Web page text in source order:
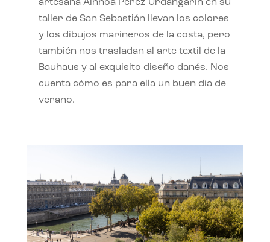
artesana Ainhoa Pérez-Urdangarín en su
taller de San Sebastián llevan los colores
y los dibujos marineros de la costa, pero
también nos trasladan al arte textil de la
Bauhaus y al exquisito diseño danés. Nos
cuenta cómo es para ella un buen día de
verano.